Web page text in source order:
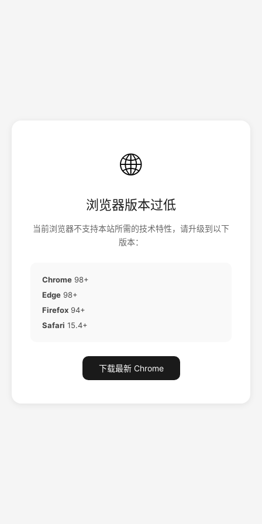
🌐
浏览器版本过低
当前浏览器不支持本站所需的技术特性，请升级到以下
版本：
Chrome 98+
Edge 98+
Firefox 94+
Safari 15.4+
下载最新 Chrome